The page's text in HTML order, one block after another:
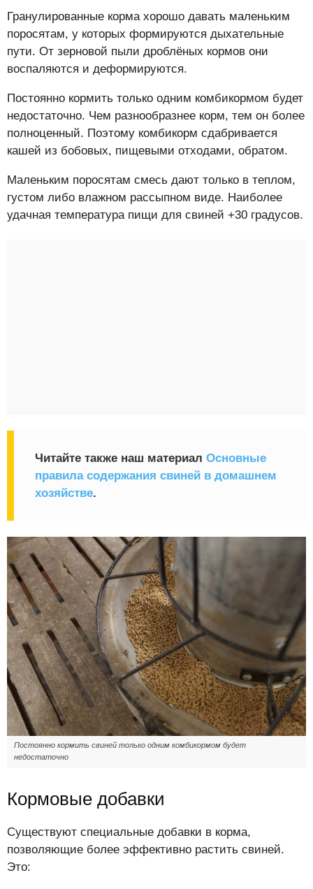
Гранулированные корма хорошо давать маленьким
поросятам, у которых формируются дыхательные
пути. От зерновой пыли дроблёных кормов они
воспаляются и деформируются.
Постоянно кормить только одним комбикормом будет
недостаточно. Чем разнообразнее корм, тем он более
полноценный. Поэтому комбикорм сдабривается
кашей из бобовых, пищевыми отходами, обратом.
Маленьким поросятам смесь дают только в теплом,
густом либо влажном рассыпном виде. Наиболее
удачная температура пищи для свиней +30 градусов.
Читайте также наш материал Основные
правила содержания свиней в домашнем
хозяйстве.
Постоянно кормить свиней только одним комбикормом будет
недостаточно
Кормовые добавки
Существуют специальные добавки в корма,
позволяющие более эффективно растить свиней.
Это: